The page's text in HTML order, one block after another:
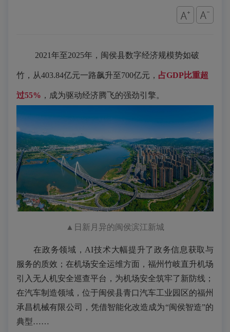
2021年至2025年，闽侯县数字经济规模势如破
竹，从403.84亿元一路飙升至700亿元， 占GDP比重超
过55% ，成为驱动经济腾飞的强劲引擎。
▲ 日新月异的闽侯滨江新城
在政务领域，AI技术大幅提升了政务信息获取与
服务的质效；在机场安全运维方面，福州竹岐直升机场
引入无人机安全巡查平台，为机场安全筑牢了新防线；
在汽车制造领域，位于闽侯县青口汽车工业园区的福州
承昌机械有限公司，凭借智能化改造成为“闽侯智造”的
典型……